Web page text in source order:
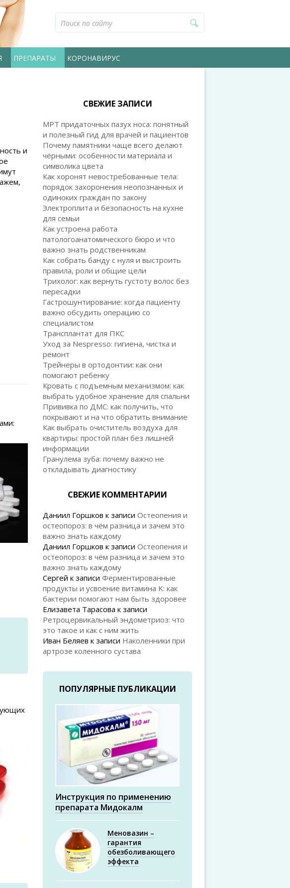
ПРЕПАРАТЫ КОРОНАВИРУС
и
СВЕЖИЕ ЗАПИСИ
МРТ придаточных пазух носа: понятный
и полезный гид для врачей и пациентов
Почему памятники чаще всего делают
чёрными: особенности материала и
символика цвета
Как хоронят невостребованные тела:
порядок захоронения неопознанных и
одиноких граждан по закону
Электроплита и безопасность на кухне
для семьи
Как устроена работа
патологоанатомического бюро и что
важно знать родственникам
Как собрать банду с нуля и выстроить
правила, роли и общие цели
Трихолог: как вернуть густоту волос без
пересадки
Гастрошунтирование: когда пациенту
важно обсудить операцию со
специалистом
Трансплантат для ПКС
Уход за Nespresso: гигиена, чистка и
ремонт
Трейнеры в ортодонтии: как они
помогают ребенку
Кровать с подъемным механизмом: как
выбрать удобное хранение для спальни
Прививка по ДМС: как получить, что
покрывают и на что обратить внимание
Как выбрать очиститель воздуха для
квартиры: простой план без лишней
информации
Гранулема зуба: почему важно не
откладывать диагностику
СВЕЖИЕ КОММЕНТАРИИ
Даниил Горшков к записи Остеопения и
остеопороз: в чём разница и зачем это
важно знать каждому
Даниил Горшков к записи Остеопения и
остеопороз: в чём разница и зачем это
важно знать каждому
Сергей к записи Ферментированные
продукты и усвоение витамина K: как
бактерии помогают нам быть здоровее
Елизавета Тарасова к записи
Ретроцервикальный эндометриоз: что
это такое и как с ним жить
Иван Беляев к записи Наколенники при
артрозе коленного сустава
ПОПУЛЯРНЫЕ ПУБЛИКАЦИИ
Инструкция по применению
препарата Мидокалм
Меновазин –
гарантия
обезболивающего
эффекта